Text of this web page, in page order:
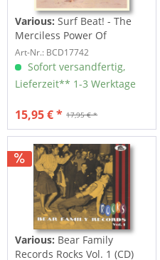
Various: Surf Beat! - The
Merciless Power Of
Water,...
Art-Nr.: BCD17742
Sofort versandfertig,
Lieferzeit** 1-3 Werktage
17,95 € *
15,95 € *
Various: Bear Family
Records Rocks Vol. 1 (CD)